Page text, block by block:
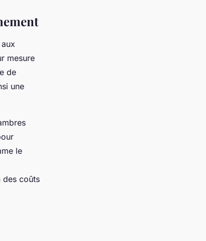
mesure
de
une
le
des coûts